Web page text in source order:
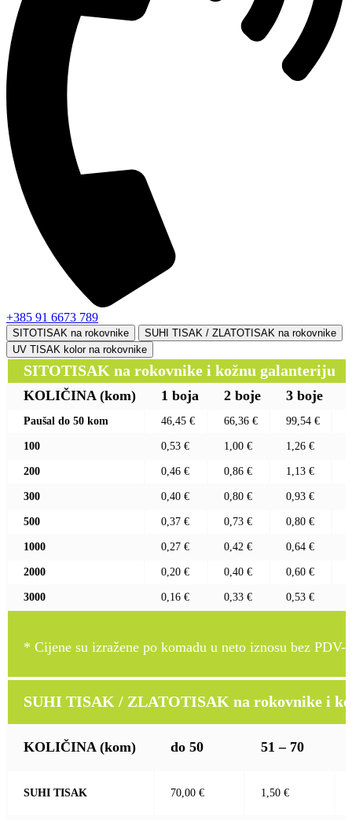
+385 91 6673 789
SITOTISAK na rokovnike
SUHI TISAK / ZLATOTISAK na rokovnike
UV TISAK kolor na rokovnike
SITOTISAK na rokovnike i kožnu galanteriju
KOLIČINA (kom) 1 boja 2 boje 3 boje
Paušal do 50 kom 46,45 € 66,36 € 99,54 €
100 0,53 € 1,00 € 1,26 €
200 0,46 € 0,86 € 1,13 €
300 0,40 € 0,80 € 0,93 €
500 0,37 € 0,73 € 0,80 €
1000 0,27 € 0,42 € 0,64 €
2000 0,20 € 0,40 € 0,60 €
3000 0,16 € 0,33 € 0,53 €
* Cijene su izražene po komadu u neto iznosu bez PDV-
SUHI TISAK / ZLATOTISAK na rokovnike i
KOLIČINA (kom) do 50 51 – 70
SUHI TISAK 70,00 € 1,50 €